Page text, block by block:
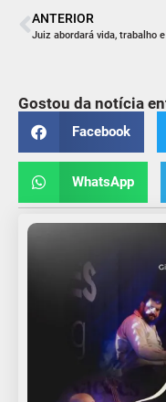
ANTERIOR
Gostou da notícia
Facebook
WhatsApp